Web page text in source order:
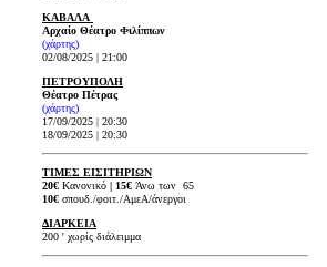
ΚΑΒΑΛΑ
Αρχαίο Θέατρο Φιλίππων
(χάρτης)
02/08/2025 | 21:00
ΠΕΤΡΟΥΠΟΛΗ
Θέατρο Πέτρας
(χάρτης)
17/09/2025 | 20:30
18/09/2025 | 20:30
ΤΙΜΕΣ ΕΙΣΙΤΗΡΙΩΝ
20€ Κανονικό | 15€ Άνω των 65
10€ σπουδ./φοιτ./ΑμεΑ/άνεργοι
ΔΙΑΡΚΕΙΑ
200 ' χωρίς διάλειμμα